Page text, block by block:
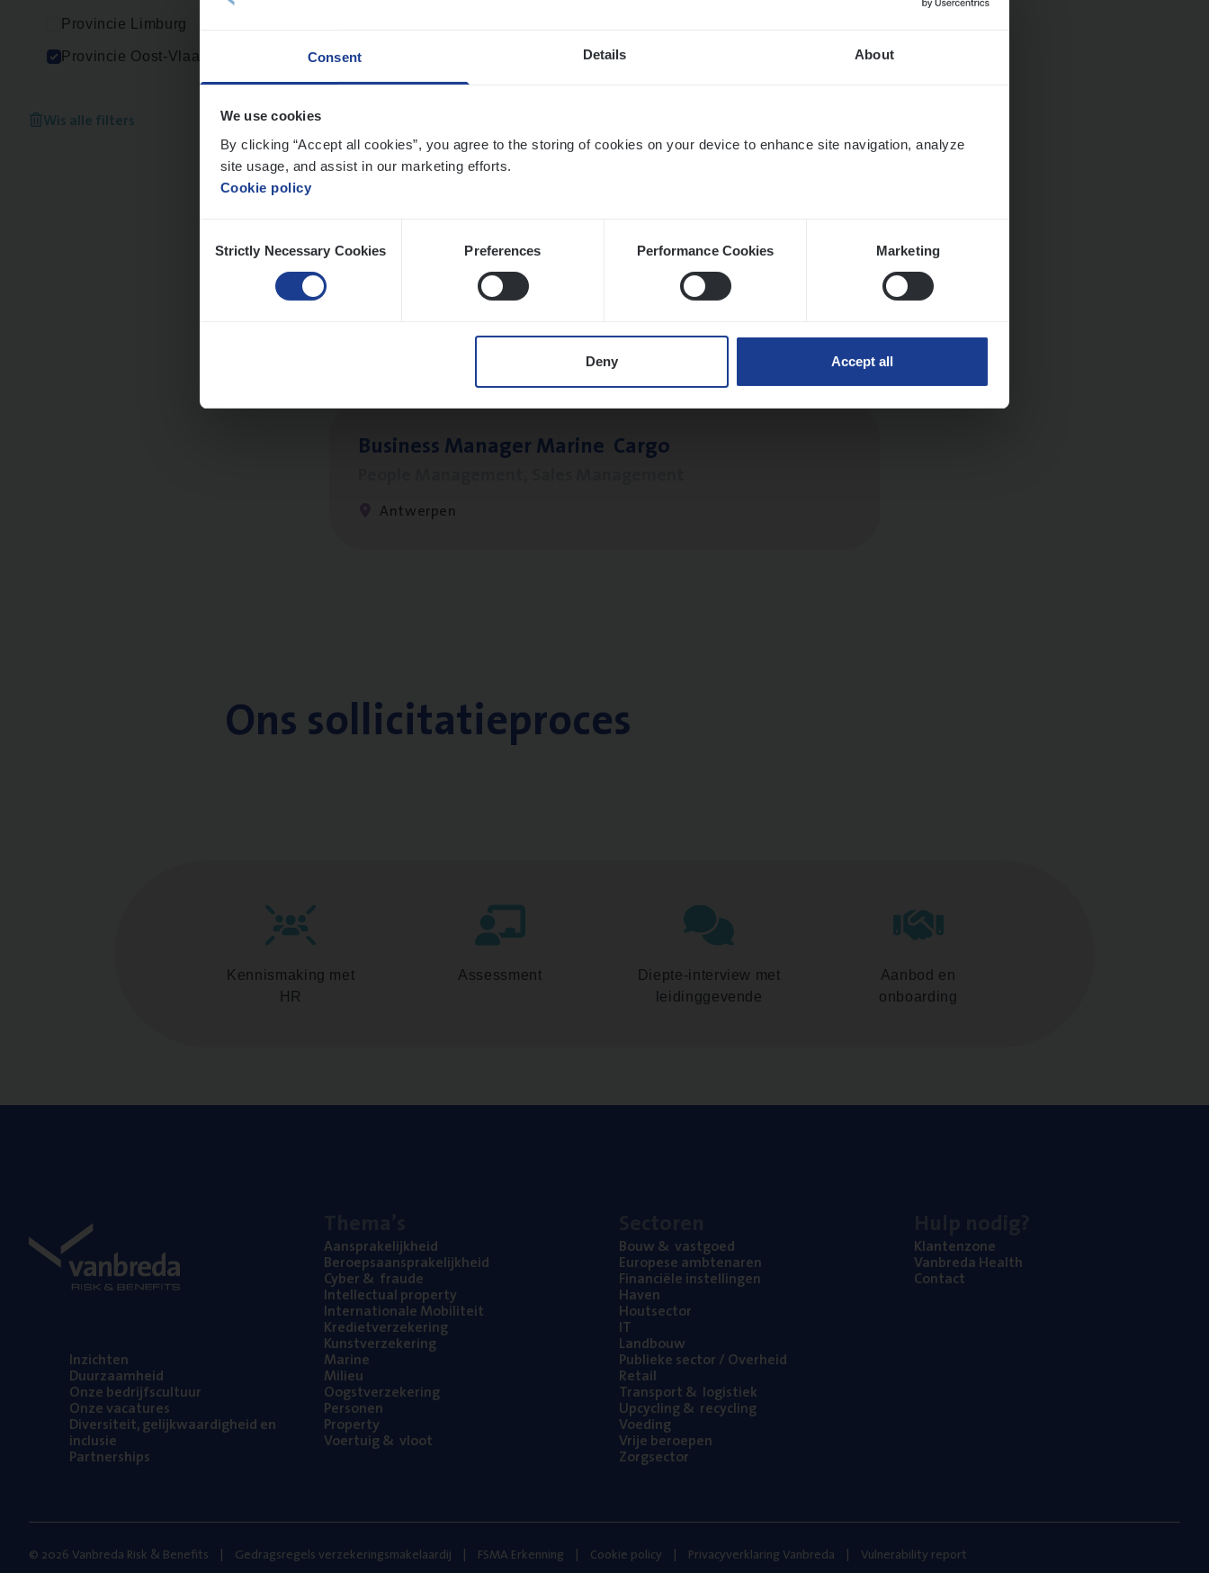
Consent Details About
We use cookies
By clicking “Accept all cookies”, you agree to the storing of cookies on your device to enhance site navigation, analyze
site usage, and assist in our marketing efforts.
Cookie policy
Selection
Strictly Necessary Cookies Preferences Performance Cookies Marketing
Deny Accept all
Provincie Limburg
Provincie Oost-Vlaanderen
Wis alle filters
Cus­to­mer Care Expert Hospitalisatieverzekeringen
Antwerpen
Cor­po­ra­te Insu­ran­ce Bro­ker Property
Sales Management
Busi­ness Mana­ger Mari­ne Cargo
Antwerpen
Ons sollicitatieproces
Kennismaking met
HR
Assessment
Diepte-interview met
leidinggevende
Aanbod en
onboarding
Inzich­ten
Duur­zaam­heid
Onze bedrijfs­cul­tuur
Onze vaca­tu­res
Diver­si­teit, gelijk­waar­dig­heid en
inclusie
Part­ner­ships
Aan­spra­ke­lijk­heid
Beroeps­aan­spra­ke­lijk­heid
Cyber& fraude
Intel­lec­tu­al property
Inter­na­ti­o­na­le Mobiliteit
Kre­diet­ver­ze­ke­ring
Kunst­ver­ze­ke­ring
Mari­ne
Mili­eu
Oogst­ver­ze­ke­ring
Per­so­nen
Pro­per­ty
Voer­tuig& vloot
Bouw& vastgoed
Euro­pe­se ambtenaren
Finan­ci­ë­le instellingen
Haven
Hout­sec­tor
IT
Land­bouw
Publie­ke sec­tor / Overheid
Retail
Trans­port& logistiek
Upcy­cling& recycling
Voe­ding
Vrije beroe­pen
Zorg­sec­tor
Klan­ten­zo­ne
Van­b­re­da Health
Con­tact
© 2026 Vanbreda Risk & Benefits Gedragsregels verzekeringsmakelaardij FSMA Erkenning Cookie policy Privacyverklaring Vanbreda Vulnerability report